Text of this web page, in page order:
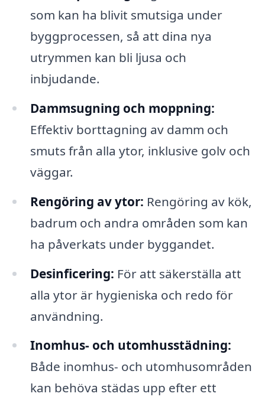
som kan ha blivit smutsiga under
byggprocessen, så att dina nya
utrymmen kan bli ljusa och
inbjudande.
Dammsugning och moppning:
Effektiv borttagning av damm och
smuts från alla ytor, inklusive golv och
väggar.
Rengöring av ytor: Rengöring av kök,
badrum och andra områden som kan
ha påverkats under byggandet.
Desinficering: För att säkerställa att
alla ytor är hygieniska och redo för
användning.
Inomhus- och utomhusstädning:
Både inomhus- och utomhusområden
kan behöva städas upp efter ett